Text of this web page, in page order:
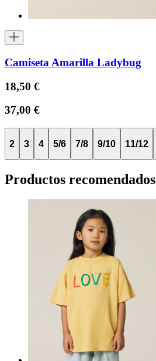
Camiseta Amarilla Ladybug
18,50 €
37,00 €
2 3 4 5/6 7/8 9/10 11/12
Productos recomendados